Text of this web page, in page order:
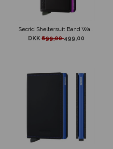
DKK699,00499,00